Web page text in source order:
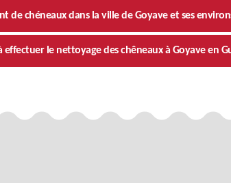
de chéneaux dans la ville de Goyave et ses
effectuer le nettoyage des chêneaux à Goyave en